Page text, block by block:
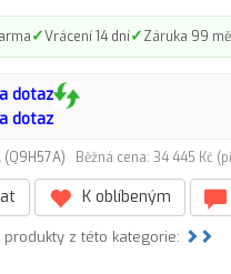
✓Vrácení 14 dní✓Záruka 99
dotaz
dotaz
(Q9H57A) Běžná cena: 34 445 Kč
K oblíbeným
z této kategorie: